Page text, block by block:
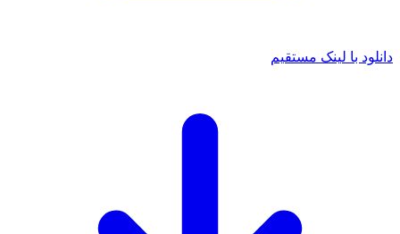
با لینک مستقیم